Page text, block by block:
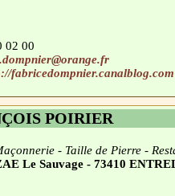
02 00
fabricedompnier.canalblog.com
POIRIER
- Taille de Pierre -
Le Sauvage - 73410